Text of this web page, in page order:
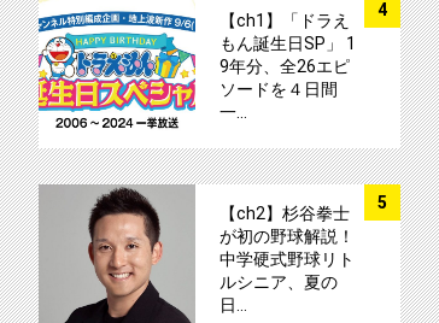
4
【ch1】「ドラえ
もん誕生日SP」 1
9年分、全26エピ
ソードを４日間
一…
5
【ch2】杉谷拳士
が初の野球解説！
中学硬式野球リト
ルシニア、夏の
日…